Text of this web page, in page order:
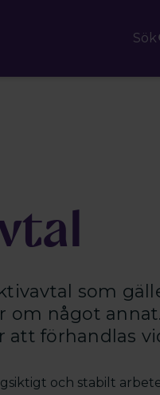
Sök
som
om något
förhandlas
och stabilt